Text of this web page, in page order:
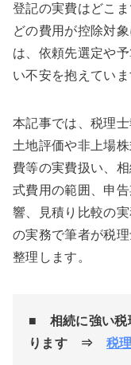
登記の実費はどこ
どの費用が控除対
は、依頼先選定や
い不安を抱えていま
本記事では、税理
土地評価や非上場
費等の実費扱い、
式費用の範囲、申
響、見積り比較の
の実務で筆者が税
整理します。
■ 相続に強い
ります ⇒
税